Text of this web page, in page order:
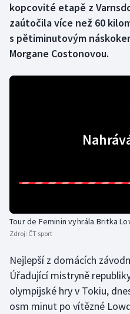
Futsal
Gymnastika
Krasobruslení
Lezení
Moderní pětiboj
Motorsport
kopcovité etapě z
zaútočila více než 60
s pětiminutovým
Morgane Costonovou.
Tour de Feminin vyhrála Britka
Zdroj: ČT sport
Nejlepší z domácích
Úřadující mistryně
olympijské hry v Tokiu,
osm minut po vítězné